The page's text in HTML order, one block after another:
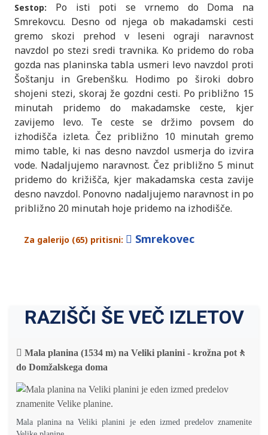
Sestop:
Po isti poti se vrnemo do Doma na
Smrekovcu. Desno od njega ob makadamski cesti
gremo skozi prehod v leseni ograji naravnost
navzdol po stezi sredi travnika. Ko pridemo do roba
gozda nas planinska tabla usmeri levo navzdol proti
Šoštanju in Grebenšku. Hodimo po široki dobro
shojeni stezi, skoraj že gozdni cesti. Po približno 15
minutah pridemo do makadamske ceste, kjer
zavijemo levo. Te ceste se držimo povsem do
izhodišča izleta. Čez približno 10 minutah gremo
mimo table, ki nas desno navzdol usmerja do izvira
vode. Nadaljujemo naravnost. Čez približno 5 minut
pridemo do križišča, kjer makadamska cesta zavije
desno navzdol. Ponovno nadaljujemo naravnost in po
približno 20 minutah hoje pridemo na izhodišče.
Za galerijo (65) pritisni: Smrekovec
RAZIŠČI ŠE VEČ IZLETOV
Mala planina (1534 m) na Veliki planini - krožna pot🚶
do Domžalskega doma
Mala planina na Veliki planini je eden izmed predelov znamenite